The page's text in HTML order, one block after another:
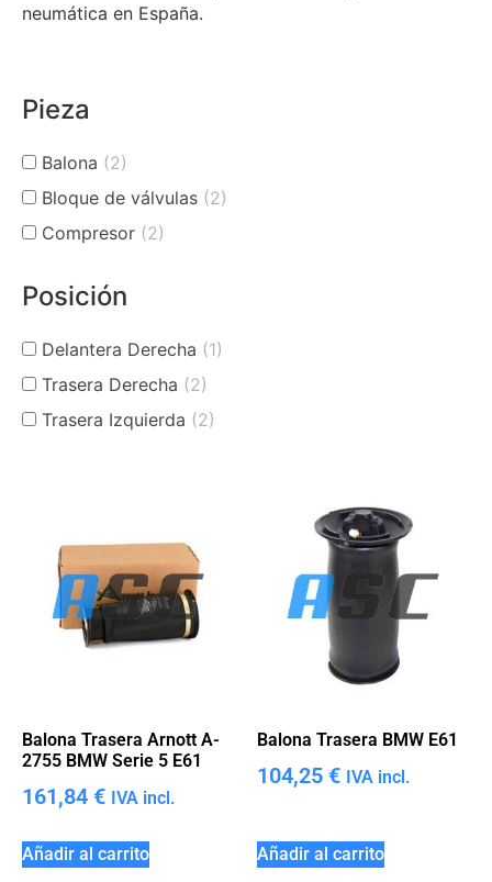
neumática en España.
Pieza
Balona (2)
Bloque de válvulas (2)
Compresor (2)
Posición
Delantera Derecha (1)
Trasera Derecha (2)
Trasera Izquierda (2)
Balona Trasera Arnott A-
2755 BMW Serie 5 E61
161,84 € IVA incl.
Añadir al carrito
Balona Trasera BMW E61
104,25 € IVA incl.
Añadir al carrito